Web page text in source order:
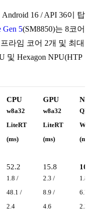
16 / API 36이 탑
Gen 5(SM8850)는 8코어
라임 코어 2개 및 최대
및 Hexagon NPU(HTP
CPU
w8a32
LiteRT
(ms)
GPU
w8a32
LiteRT
(ms)
52.2
1.8 /
48.1 /
2.4
15.8
2.3 /
8.9 /
4.6
2.2